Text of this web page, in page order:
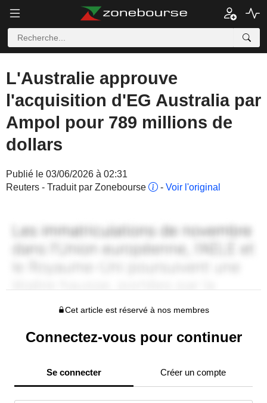
L'Australie approuve
l'acquisition d'EG Australia par
Ampol pour 789 millions de
dollars
Publié le 03/06/2026 à 02:31
Reuters - Traduit par Zonebourse
- Voir l'original
Cet article est réservé à nos membres
Connectez-vous pour continuer
Se connecter Créer un compte